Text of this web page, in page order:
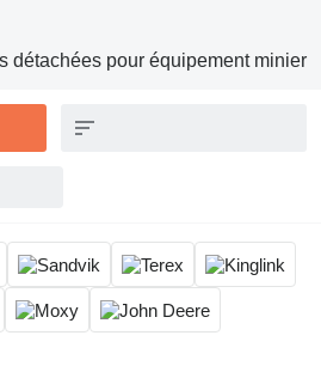
détachées pour équipement minier